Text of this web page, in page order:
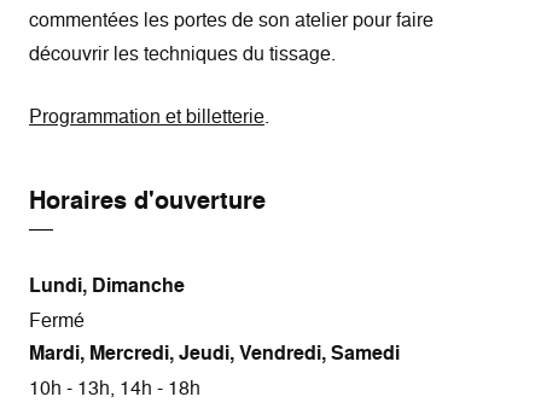
commentées les portes de son atelier pour faire
découvrir les techniques du tissage.
Programmation et billetterie.
Horaires d'ouverture
Lundi, Dimanche
Fermé
Mardi, Mercredi, Jeudi, Vendredi, Samedi
10h - 13h, 14h - 18h